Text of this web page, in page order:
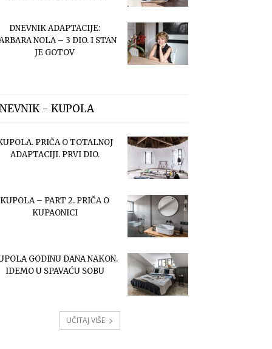
DNEVNIK ADAPTACIJE:
NOLA – 3 DIO. I STAN
JE GOTOV
- KUPOLA
PRIČA O TOTALNOJ
ADAPTACIJI. PRVI DIO.
KUPOLA – PART 2. PRIČA O
KUPAONICI
GODINU DANA NAKON.
IDEMO U SPAVAĆU SOBU
UČITAJ VIŠE